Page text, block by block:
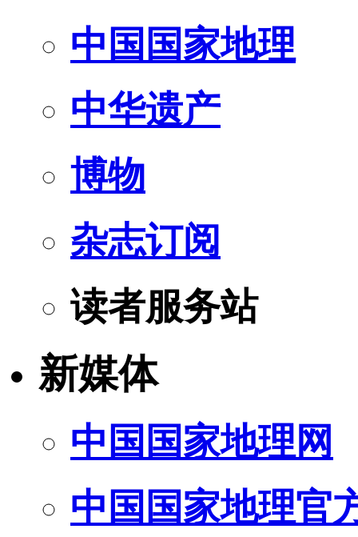
中国国家地理
中华遗产
博物
杂志订阅
读者服务站
新媒体
中国国家地理网
中国国家地理官